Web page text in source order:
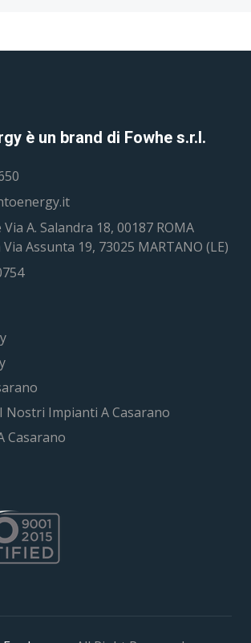
è un brand di Fowhe s.r.l.
A. Salandra 18, 00187 ROMA
Assunta 19, 73025 MARTANO (LE)
Nostri Impianti A Casarano
Casarano